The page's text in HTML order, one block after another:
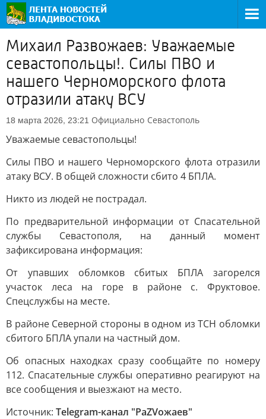
Михаил Развожаев: Уважаемые
севастопольцы!. Силы ПВО и
нашего Черноморского флота
отразили атаку ВСУ
18 марта 2026, 23:21 Официально Севастополь
Уважаемые севастопольцы!
Силы ПВО и нашего Черноморского флота отразили
атаку ВСУ. В общей сложности сбито 4 БПЛА.
Никто из людей не пострадал.
По предварительной информации от Спасательной
службы Севастополя, на данный момент
зафиксирована информация:
От упавших обломков сбитых БПЛА загорелся
участок леса на горе в районе с. Фруктовое.
Спецслужбы на месте.
В районе Северной стороны в одном из ТСН обломки
сбитого БПЛА упали на частный дом.
Об опасных находках сразу сообщайте по номеру
112. Спасательные службы оперативно реагируют на
все сообщения и выезжают на место.
Источник: Telegram-канал "РаZVожаев"